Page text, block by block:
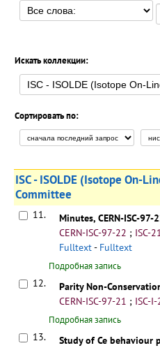
Искать коллекции:
Сортировать по:
ISC - ISOLDE (Isotope On-
Committee
11.
Minutes, CERN-ISC-97-
CERN-ISC-97-22 ; ISC-
Fulltext- Fulltext
Подробная запись
12. Parity Non-
CERN-ISC-97-21 ; ISC-
Подробная запись
13.
Study of Ce behaviour